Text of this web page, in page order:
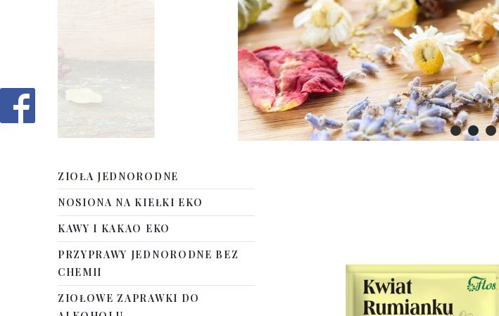
ZIOŁA JEDNORODNE
NOSIONA NA KIEŁKI EKO
KAWY I KAKAO EKO
PRZYPRAWY JEDNORODNE BEZ
CHEMII
ZIOŁOWE ZAPRAWKI DO